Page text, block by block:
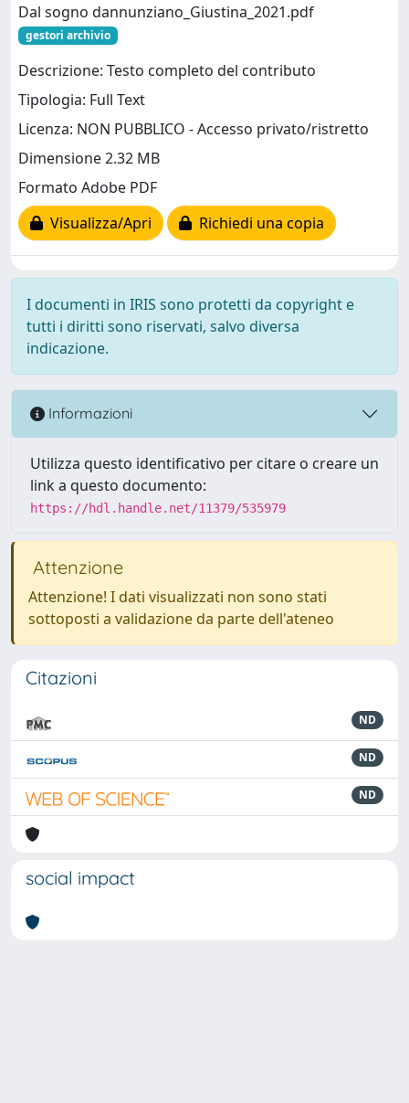
Dal sogno dannunziano_Giustina_2021.pdf
gestori archivio
Descrizione: Testo completo del contributo
Tipologia: Full Text
Licenza: NON PUBBLICO - Accesso privato/ristretto
Dimensione 2.32 MB
Formato Adobe PDF
Visualizza/Apri
Richiedi una copia
I documenti in IRIS sono protetti da copyright e
tutti i diritti sono riservati, salvo diversa
indicazione.
Informazioni
Utilizza questo identificativo per citare o creare un
link a questo documento:
https://hdl.handle.net/11379/535979
Attenzione
Attenzione! I dati visualizzati non sono stati
sottoposti a validazione da parte dell'ateneo
Citazioni
ND
ND
ND
social impact